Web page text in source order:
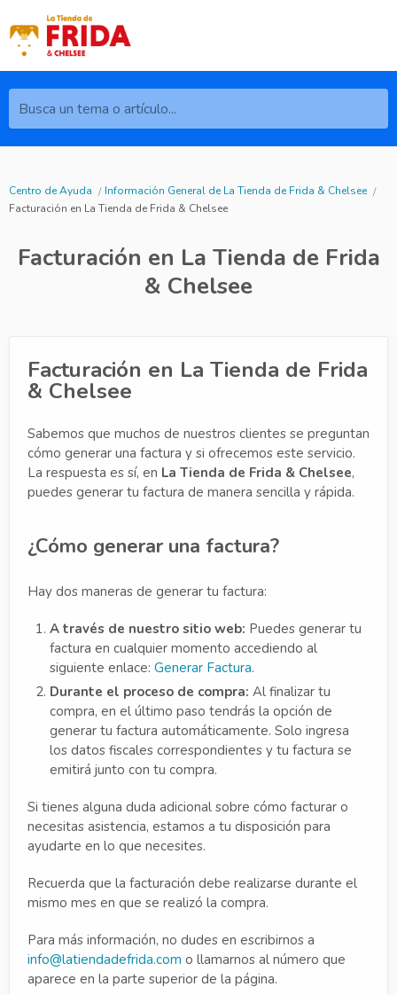
Busca un tema o artículo...
Centro de Ayuda
Información General de La Tienda de Frida & Chelsee
Facturación en La Tienda de Frida & Chelsee
Facturación en La Tienda de Frida
& Chelsee
Facturación en La Tienda de Frida
& Chelsee
Sabemos que muchos de nuestros clientes se preguntan
cómo generar una factura y si ofrecemos este servicio.
La respuesta es sí, en La Tienda de Frida & Chelsee,
puedes generar tu factura de manera sencilla y rápida.
¿Cómo generar una factura?
Hay dos maneras de generar tu factura:
A través de nuestro sitio web: Puedes generar tu
factura en cualquier momento accediendo al
siguiente enlace: Generar Factura.
Durante el proceso de compra: Al finalizar tu
compra, en el último paso tendrás la opción de
generar tu factura automáticamente. Solo ingresa
los datos fiscales correspondientes y tu factura se
emitirá junto con tu compra.
Si tienes alguna duda adicional sobre cómo facturar o
necesitas asistencia, estamos a tu disposición para
ayudarte en lo que necesites.
Recuerda que la facturación debe realizarse durante el
mismo mes en que se realizó la compra.
Para más información, no dudes en escribirnos a
info@latiendadefrida.com o llamarnos al número que
aparece en la parte superior de la página.